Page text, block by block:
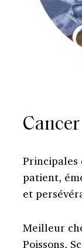
Principales
patient,
et
Meilleur
Poissons,